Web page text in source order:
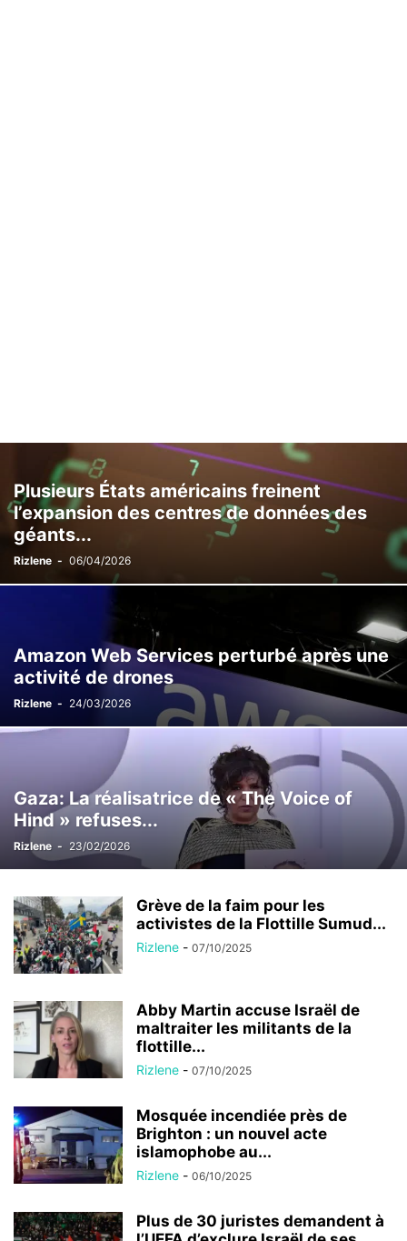
Plusieurs États américains freinent
l’expansion des centres de données des
géants...
Rizlene - 06/04/2026
Amazon Web Services perturbé après une
activité de drones
Rizlene - 24/03/2026
Gaza: La réalisatrice de « The Voice of
Hind » refuses...
Rizlene - 23/02/2026
Grève de la faim pour les
activistes de la Flottille Sumud...
Rizlene - 07/10/2025
Abby Martin accuse Israël de
maltraiter les militants de la
flottille...
Rizlene - 07/10/2025
Mosquée incendiée près de
Brighton : un nouvel acte
islamophobe au...
Rizlene - 06/10/2025
Plus de 30 juristes demandent à